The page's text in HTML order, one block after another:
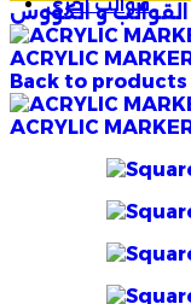
ACRYLIC
Back to products
ACRYLIC